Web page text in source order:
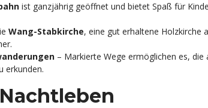
ist ganzjährig geöffnet und bietet Spaß für
Wang-Stabkirche, eine gut erhaltene Holzkirche
– Markierte Wege ermöglichen es, die
erkunden.